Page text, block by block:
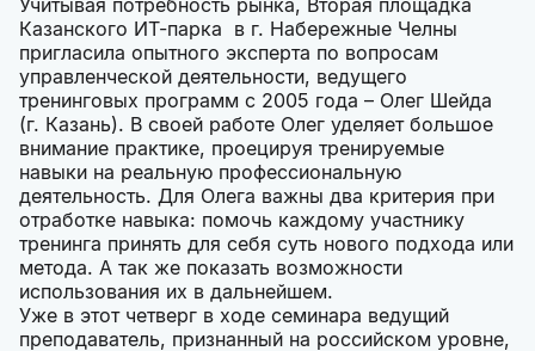
Учитывая потребность рынка, Вторая площадка
Казанского ИТ-парка в г. Набережные Челны
пригласила опытного эксперта по вопросам
управленческой деятельности, ведущего
тренинговых программ с 2005 года – Олег Шейда
(г. Казань). В своей работе Олег уделяет большое
внимание практике, проецируя тренируемые
навыки на реальную профессиональную
деятельность. Для Олега важны два критерия при
отработке навыка: помочь каждому участнику
тренинга принять для себя суть нового подхода или
метода. А так же показать возможности
использования их в дальнейшем.
Уже в этот четверг в ходе семинара ведущий
преподаватель, признанный на российском уровне,